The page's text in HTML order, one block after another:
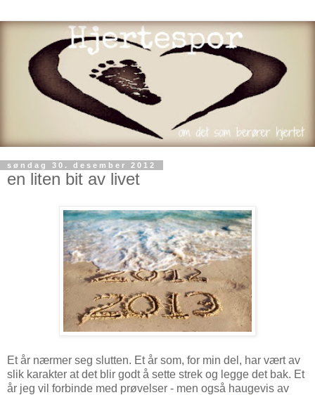
søndag 30. desember 2012
en liten bit av livet
Et år nærmer seg slutten. Et år som, for min del, har vært av
slik karakter at det blir godt å sette strek og legge det bak. Et
år jeg vil forbinde med prøvelser - men også haugevis av